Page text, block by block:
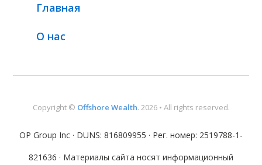
Главная
О нас
Copyright © Offshore Wealth. 2026 • All rights reserved.
OP Group Inc · DUNS: 816809955 · Рег. номер: 2519788-1-
821636 · Материалы сайта носят информационный